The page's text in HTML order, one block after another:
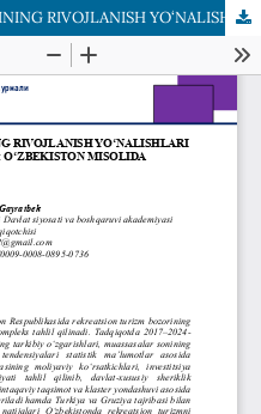
REKREATSION TURIZM BOZORINING RIVOJLANISH YO‘NALISHLARI VA MOLIYAVIY SALOHIYATI: O‘ZBEKISTON MISOLIDA